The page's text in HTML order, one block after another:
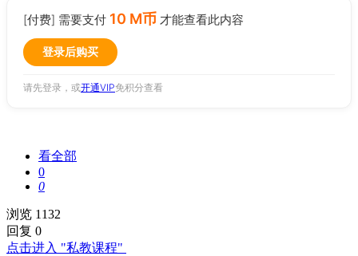
[付费] 需要支付 10 M币 才能查看此内容
登录后购买
请先登录，或开通VIP免积分查看
看全部
0
0
浏览 1132
回复 0
点击进入 "私教课程"